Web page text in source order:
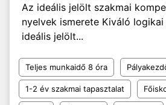
Az ideális jelölt szakmai
nyelvek ismerete Kiváló
ideális jelölt...
Teljes munkaidő 8 óra
1-2 év szakmai tapasztalat